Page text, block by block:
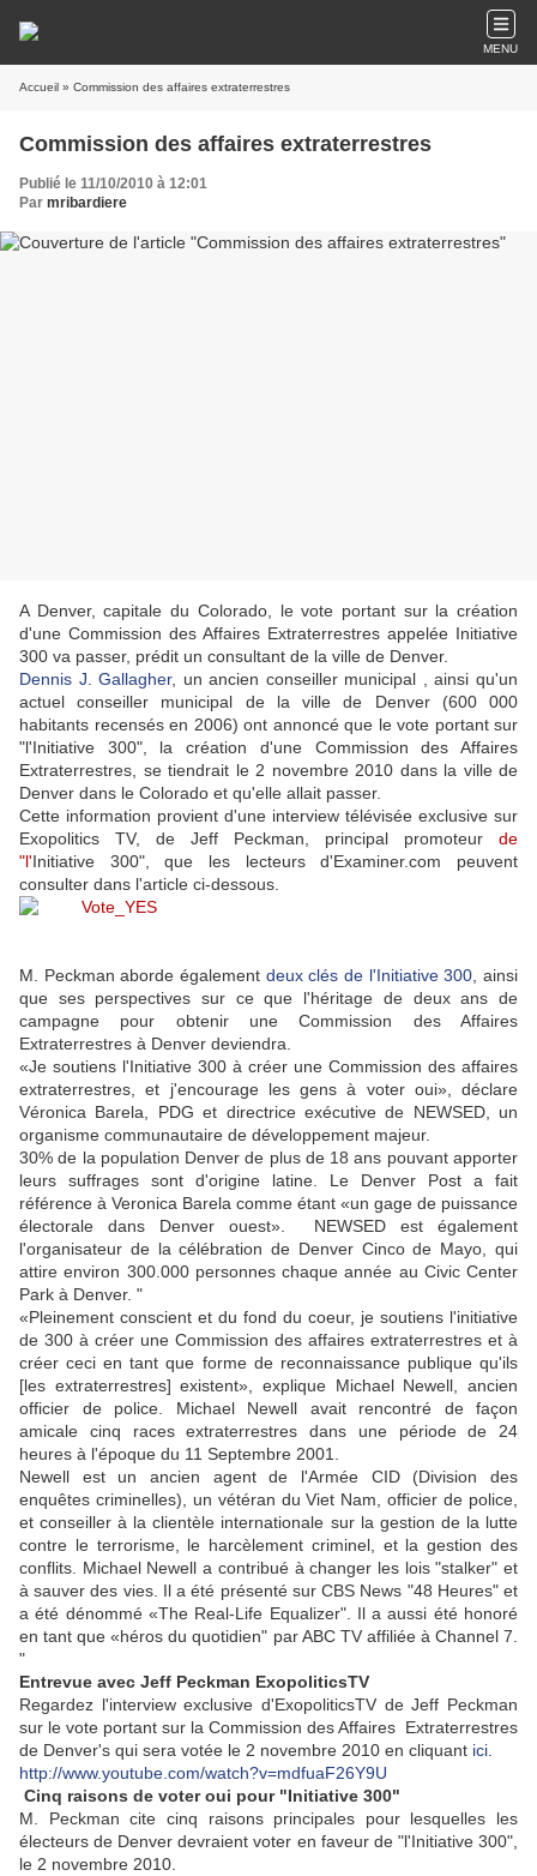
MENU
Accueil » Commission des affaires extraterrestres
Commission des affaires extraterrestres
Publié le 11/10/2010 à 12:01
Par mribardiere
A Denver, capitale du Colorado, le vote portant sur la création
d'une Commission des Affaires Extraterrestres appelée Initiative
300 va passer, prédit un consultant de la ville de Denver.
Dennis J. Gallagher, un ancien conseiller municipal , ainsi qu'un
actuelconseiller municipal de la ville de Denver (600 000
habitants recensés en 2006) ont annoncé que le vote portant sur
"l'Initiative 300", la création d'une Commission des Affaires
Extraterrestres, se tiendrait le 2 novembre 2010 dans la ville de
Denver dans le Colorado et qu'elle allait passer.
Cette information provient d'une interview télévisée exclusive sur
Exopolitics TV, de Jeff Peckman, principal promoteur de
"l'Initiative 300", que les lecteurs d'Examiner.com peuvent
consulter dans l'article ci-dessous.
M. Peckman aborde également deux clés de l'Initiative 300 , ainsi
que ses perspectives sur ce que l'héritage de deux ansde
campagne pour obtenir une Commission des Affaires
Extraterrestres à Denver deviendra.
«Je soutiens l'Initiative 300 à créer une Commission des affaires
extraterrestres, et j'encourage les gens à voter oui», déclare
Véronica Barela, PDG et directrice exécutive de NEWSED, un
organisme communautaire de développement majeur.
30% de la population Denver de plus de 18 ans pouvant apporter
leurs suffrages sont d'origine latine.
Le Denver Post a fait
référence à Veronica Barela comme étant «un gage de puissance
électorale dans Denver ouest».
NEWSED est également
l'organisateur de la célébration de Denver Cinco de Mayo, qui
attire environ 300.000 personnes chaque année au Civic Center
Park à Denver. "
«Pleinement conscient et du fond du coeur, je soutiens l'initiative
de 300 à créer une Commission des affaires extraterrestres et à
créer ceci en tant que forme de reconnaissance publique qu'ils
[les extraterrestres] existent», explique Michael Newell, ancien
officier de police. Michael Newell avait rencontré de façon
amicale cinq races extraterrestres dans une période de 24
heures à l'époque du 11 Septembre 2001.
Newell est un ancien agent de l'Armée CID (Division des
enquêtes criminelles), un vétéran du Viet Nam, officier de police,
et conseiller à la clientèle internationale sur la gestion de la lutte
contre le terrorisme, le harcèlement criminel, et la gestion des
conflits.
Michael Newell a contribué à changer les lois "stalker" et
à sauver des vies. Il a été présenté sur CBS News "48 Heures" et
a été dénommé «The Real-Life Equalizer".
Il a aussi été honoré
en tant que «héros du quotidien" par ABC TV affiliée à Channel 7.
"
Entrevue avec Jeff Peckman ExopoliticsTV
Regardez l'interview exclusive d'ExopoliticsTV de Jeff Peckman
sur le vote portant sur la Commission des Affaires Extraterrestres
de Denver's qui sera votée le 2 novembre 2010 en cliquant ici
http://www.youtube.com/watch?v=mdfuaF26Y9U
Cinq raisons de voter oui pour "Initiative 300"
M. Peckman cite cinq raisons principales pour lesquelles les
électeurs de Denver devraient voter en faveur de "l'Initiative 300",
le 2 novembre 2010.